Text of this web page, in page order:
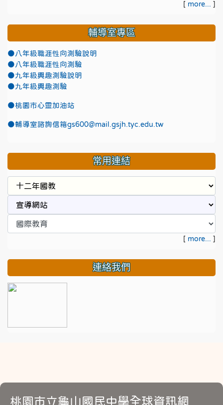
[ more... ]
輔導室專區
●八年級職涯性向測驗說明
●八年級職涯性向測驗
●九年級興趣測驗說明
●九年級興趣測驗
●桃園市心靈加油站
●輔導室諮詢信箱gs600@mail.gsjh.tyc.edu.tw
常用連結
[ more... ]
連絡我們
桃園市立龜山國民中學全球資訊網